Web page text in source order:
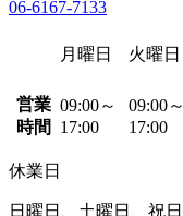
06-6167-7133
月曜日 火曜日
営業
時間
09:00～
17:00
09:00～
17:00
休業日
日曜日、土曜日、祝日